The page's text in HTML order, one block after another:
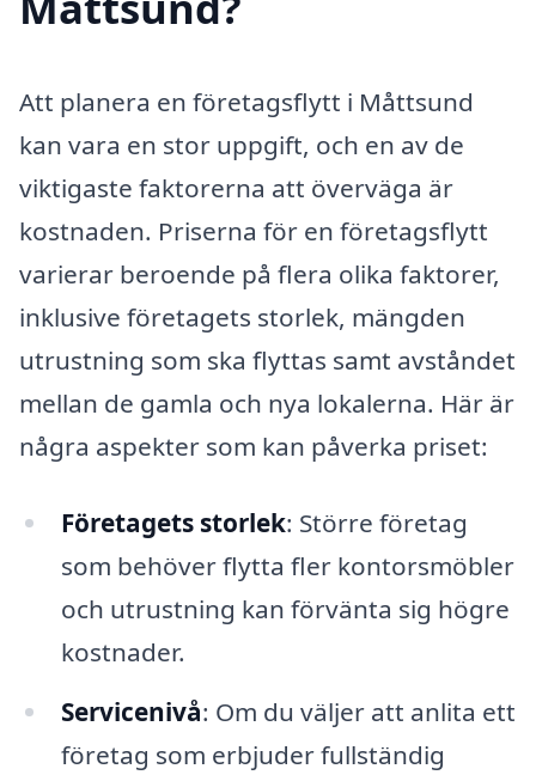
Att planera en företagsflytt i Måttsund
kan vara en stor uppgift, och en av de
viktigaste faktorerna att överväga är
kostnaden. Priserna för en företagsflytt
varierar beroende på flera olika faktorer,
inklusive företagets storlek, mängden
utrustning som ska flyttas samt avståndet
mellan de gamla och nya lokalerna. Här är
några aspekter som kan påverka priset:
Företagets storlek: Större företag
som behöver flytta fler kontorsmöbler
och utrustning kan förvänta sig högre
kostnader.
Servicenivå: Om du väljer att anlita ett
företag som erbjuder fullständig